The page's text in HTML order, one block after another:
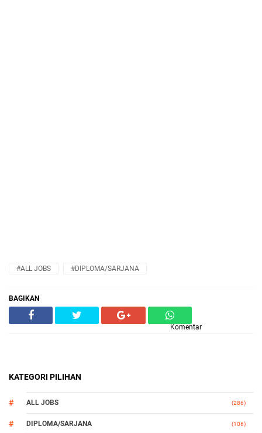
#ALL JOBS #DIPLOMA/SARJANA
BAGIKAN
Komentar
KATEGORI PILIHAN
ALL JOBS (286)
DIPLOMA/SARJANA (106)